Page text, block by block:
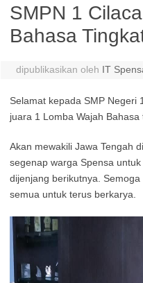
SMPN 1
Bahasa
dipublikasikan oleh IT
Selamat kepada SMP Negeri
juara 1 Lomba Wajah Bahasa
Akan mewakili Jawa Tengah
segenap warga Spensa
dijenjang berikutnya.
semua untuk terus berkarya.